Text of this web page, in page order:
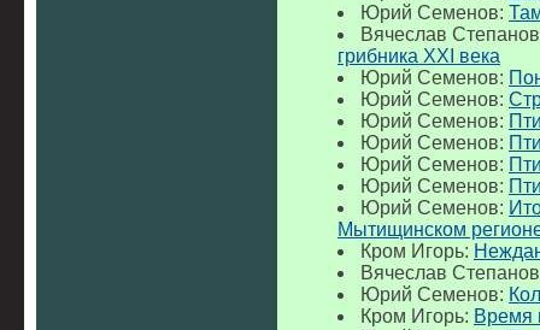
Юрий Семенов:
Вячеслав
грибника XXI века
Юрий Семенов:
Юрий Семенов:
Юрий Семенов:
Юрий Семенов:
Юрий Семенов:
Юрий Семенов:
Юрий Семенов:
Мытищинском
Кром Игорь:
Вячеслав
Юрий Семенов:
Кром Игорь: Время